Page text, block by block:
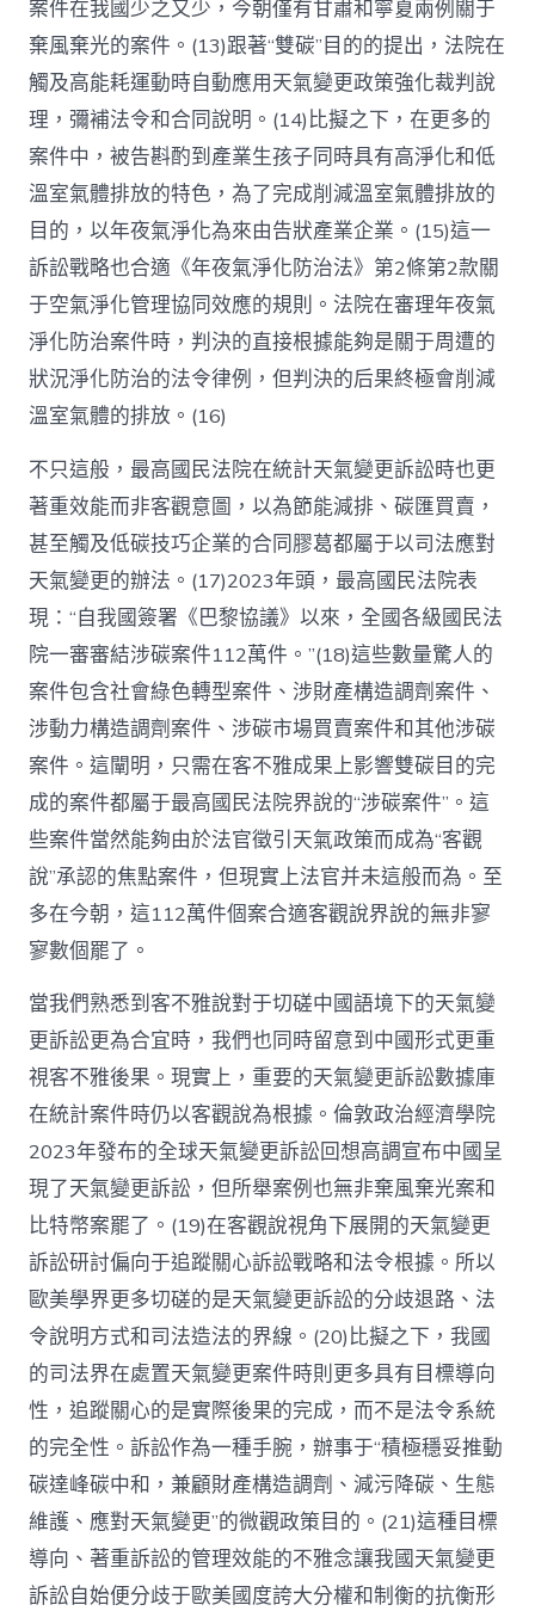
案件在我國少之又少，今朝僅有甘肅和寧夏兩例關于
棄風棄光的案件。(13)跟著“雙碳”目的的提出，法院在
觸及高能耗運動時自動應用天氣變更政策強化裁判說
理，彌補法令和合同說明。(14)比擬之下，在更多的
案件中，被告斟酌到產業生孩子同時具有高淨化和低
溫室氣體排放的特色，為了完成削減溫室氣體排放的
目的，以年夜氣淨化為來由告狀產業企業。(15)這一
訴訟戰略也合適《年夜氣淨化防治法》第2條第2款關
于空氣淨化管理協同效應的規則。法院在審理年夜氣
淨化防治案件時，判決的直接根據能夠是關于周遭的
狀況淨化防治的法令律例，但判決的后果終極會削減
溫室氣體的排放。(16)
不只這般，最高國民法院在統計天氣變更訴訟時也更
著重效能而非客觀意圖，以為節能減排、碳匯買賣，
甚至觸及低碳技巧企業的合同膠葛都屬于以司法應對
天氣變更的辦法。(17)2023年頭，最高國民法院表
現：“自我國簽署《巴黎協議》以來，全國各級國民法
院一審審結涉碳案件112萬件。”(18)這些數量驚人的
案件包含社會綠色轉型案件、涉財產構造調劑案件、
涉動力構造調劑案件、涉碳市場買賣案件和其他涉碳
案件。這闡明，只需在客不雅成果上影響雙碳目的完
成的案件都屬于最高國民法院界說的“涉碳案件”。這
些案件當然能夠由於法官徵引天氣政策而成為“客觀
說”承認的焦點案件，但現實上法官并未這般而為。至
多在今朝，這112萬件個案合適客觀說界說的無非寥
寥數個罷了。
當我們熟悉到客不雅說對于切磋中國語境下的天氣變
更訴訟更為合宜時，我們也同時留意到中國形式更重
視客不雅後果。現實上，重要的天氣變更訴訟數據庫
在統計案件時仍以客觀說為根據。倫敦政治經濟學院
2023年發布的全球天氣變更訴訟回想高調宣布中國呈
現了天氣變更訴訟，但所舉案例也無非棄風棄光案和
比特幣案罷了。(19)在客觀說視角下展開的天氣變更
訴訟研討偏向于追蹤關心訴訟戰略和法令根據。所以
歐美學界更多切磋的是天氣變更訴訟的分歧退路、法
令說明方式和司法造法的界線。(20)比擬之下，我國
的司法界在處置天氣變更案件時則更多具有目標導向
性，追蹤關心的是實際後果的完成，而不是法令系統
的完全性。訴訟作為一種手腕，辦事于“積極穩妥推動
碳達峰碳中和，兼顧財產構造調劑、減污降碳、生態
維護、應對天氣變更”的微觀政策目的。(21)這種目標
導向、著重訴訟的管理效能的不雅念讓我國天氣變更
訴訟自始便分歧于歐美國度誇大分權和制衡的抗衡形